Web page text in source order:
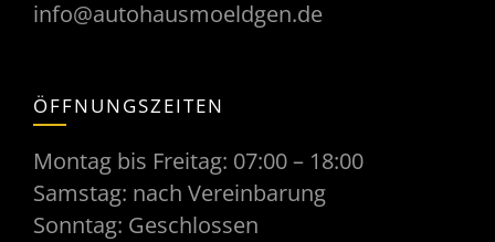
info@autohausmoeldgen.de
ÖFFNUNGSZEITEN
Montag bis Freitag: 07:00 – 18:00
Samstag: nach Vereinbarung
Sonntag: Geschlossen